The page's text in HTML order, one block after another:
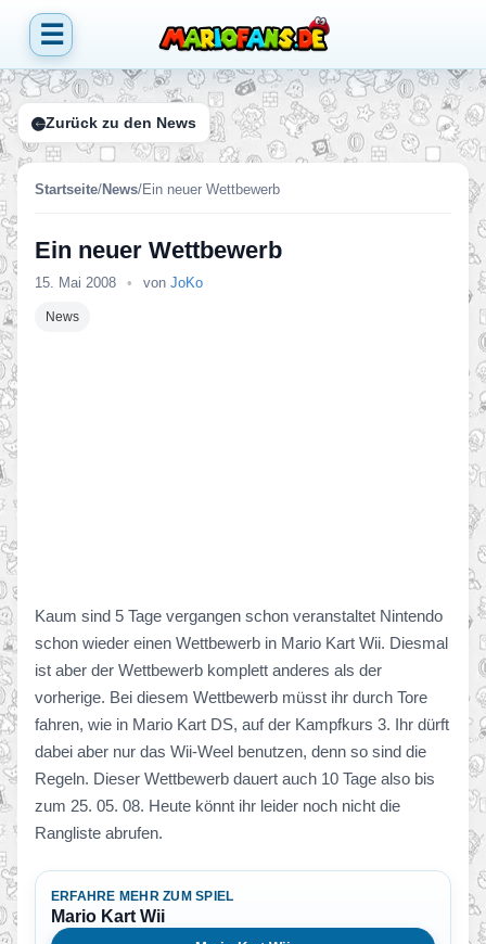
☰
Zurück zu den News
Startseite/News/Ein neuer Wettbewerb
Ein neuer Wettbewerb
15. Mai 2008 • von JoKo
News
Kaum sind 5 Tage vergangen schon veranstaltet Nintendo
schon wieder einen Wettbewerb in Mario Kart Wii. Diesmal
ist aber der Wettbewerb komplett anderes als der
vorherige. Bei diesem Wettbewerb müsst ihr durch Tore
fahren, wie in Mario Kart DS, auf der Kampfkurs 3. Ihr dürft
dabei aber nur das Wii-Weel benutzen, denn so sind die
Regeln. Dieser Wettbewerb dauert auch 10 Tage also bis
zum 25. 05. 08. Heute könnt ihr leider noch nicht die
Rangliste abrufen.
ERFAHRE MEHR ZUM SPIEL
Mario Kart Wii